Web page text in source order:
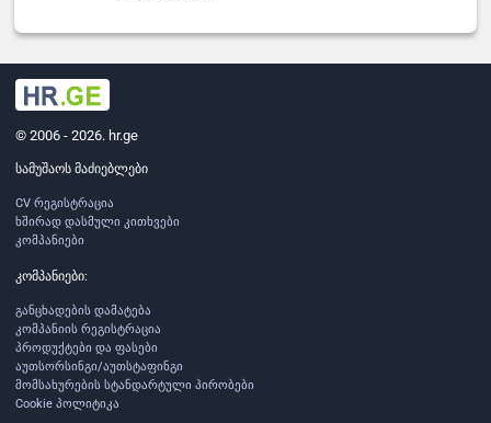
© 2006 - 2026. hr.ge
სამუშაოს მაძიებლები
CV რეგისტრაცია
ხშირად დასმული კითხვები
კომპანიები
კომპანიები:
განცხადების დამატება
კომპანიის რეგისტრაცია
პროდუქტები და ფასები
აუთსორსინგი/აუთსტაფინგი
მომსახურების სტანდარტული პირობები
Cookie პოლიტიკა